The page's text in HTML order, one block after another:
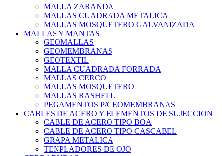
MALLA ZARANDA
MALLAS CUADRADA METALICA
MALLAS MOSQUETERO GALVANIZADA
MALLAS Y MANTAS
GEOMALLAS
GEOMEMBRANAS
GEOTEXTIL
MALLA CUADRADA FORRADA
MALLAS CERCO
MALLAS MOSQUETERO
MALLAS RASHELL
PEGAMENTOS P/GEOMEMBRANAS
CABLES DE ACERO Y ELEMENTOS DE SUJECCION
CABLE DE ACERO TIPO BOA
CABLE DE ACERO TIPO CASCABEL
GRAPA METALICA
TENPLADORES DE OJO